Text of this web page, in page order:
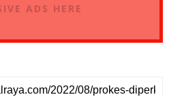
ADS HERE